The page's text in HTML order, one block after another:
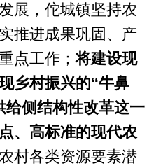
，佗城镇坚持农
推进成果巩固、产
点工作；将建设现
乡村振兴的“牛鼻
给侧结构性改革这一
、高标准的现代农
村各类资源要素潜